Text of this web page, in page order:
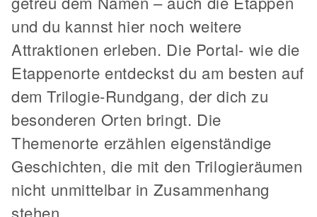
und du kannst hier noch weitere
Attraktionen erleben. Die Portal- wie die
Etappenorte entdeckst du am besten auf
dem Trilogie-Rundgang, der dich zu
besonderen Orten bringt. Die
Themenorte erzählen eigenständige
Geschichten, die mit den Trilogieräumen
nicht unmittelbar in Zusammenhang
stehen.